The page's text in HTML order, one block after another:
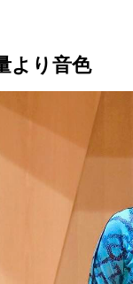
より音色